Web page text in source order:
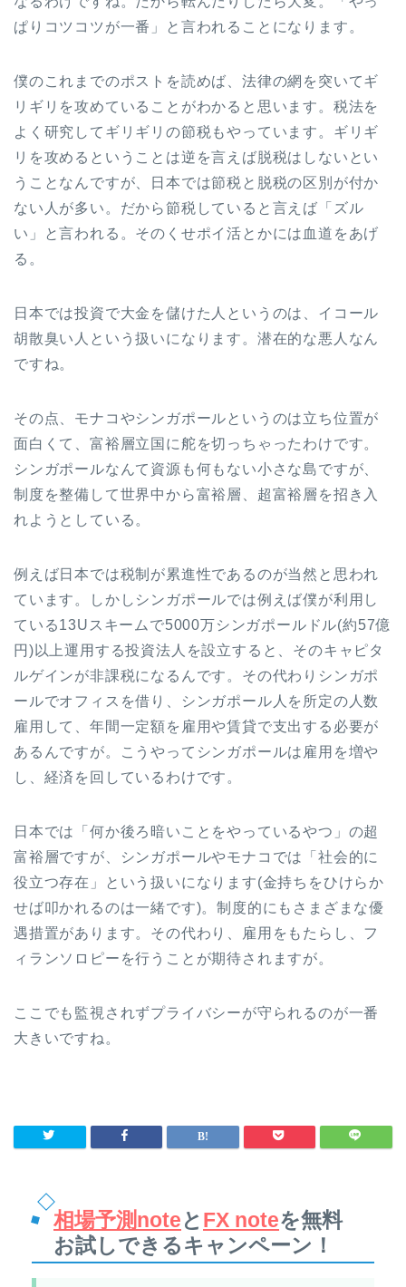
ぱりコツコツが一番」と言われることになります。
僕のこれまでのポストを読めば、法律の網を突いてギ
リギリを攻めていることがわかると思います。税法を
よく研究してギリギリの節税もやっています。ギリギ
リを攻めるということは逆を言えば脱税はしないとい
うことなんですが、日本では節税と脱税の区別が付か
ない人が多い。だから節税していると言えば「ズル
い」と言われる。そのくせポイ活とかには血道をあげ
る。
日本では投資で大金を儲けた人というのは、イコール
胡散臭い人という扱いになります。潜在的な悪人なん
ですね。
その点、モナコやシンガポールというのは立ち位置が
面白くて、富裕層立国に舵を切っちゃったわけです。
シンガポールなんて資源も何もない小さな島ですが、
制度を整備して世界中から富裕層、超富裕層を招き入
れようとしている。
例えば日本では税制が累進性であるのが当然と思われ
ています。しかしシンガポールでは例えば僕が利用し
ている13Uスキームで5000万シンガポールドル(約57億
円)以上運用する投資法人を設立すると、そのキャピタ
ルゲインが非課税になるんです。その代わりシンガポ
ールでオフィスを借り、シンガポール人を所定の人数
雇用して、年間一定額を雇用や賃貸で支出する必要が
あるんですが。こうやってシンガポールは雇用を増や
し、経済を回しているわけです。
日本では「何か後ろ暗いことをやっているやつ」の超
富裕層ですが、シンガポールやモナコでは「社会的に
役立つ存在」という扱いになります(金持ちをひけらか
せば叩かれるのは一緒です)。制度的にもさまざまな優
遇措置があります。その代わり、雇用をもたらし、フ
ィランソロピーを行うことが期待されますが。
ここでも監視されずプライバシーが守られるのが一番
大きいですね。
相場予測noteとFX noteを無料
お試しできるキャンペーン！